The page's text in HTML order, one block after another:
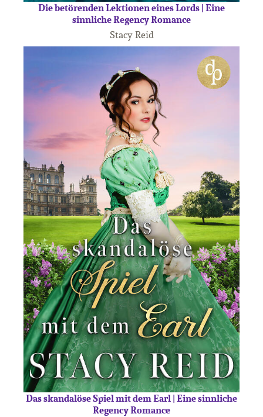
Die betörenden Lektionen eines Lords | Eine
sinnliche Regency Romance
Stacy Reid
Das skandalöse Spiel mit dem Earl | Eine sinnliche
Regency Romance